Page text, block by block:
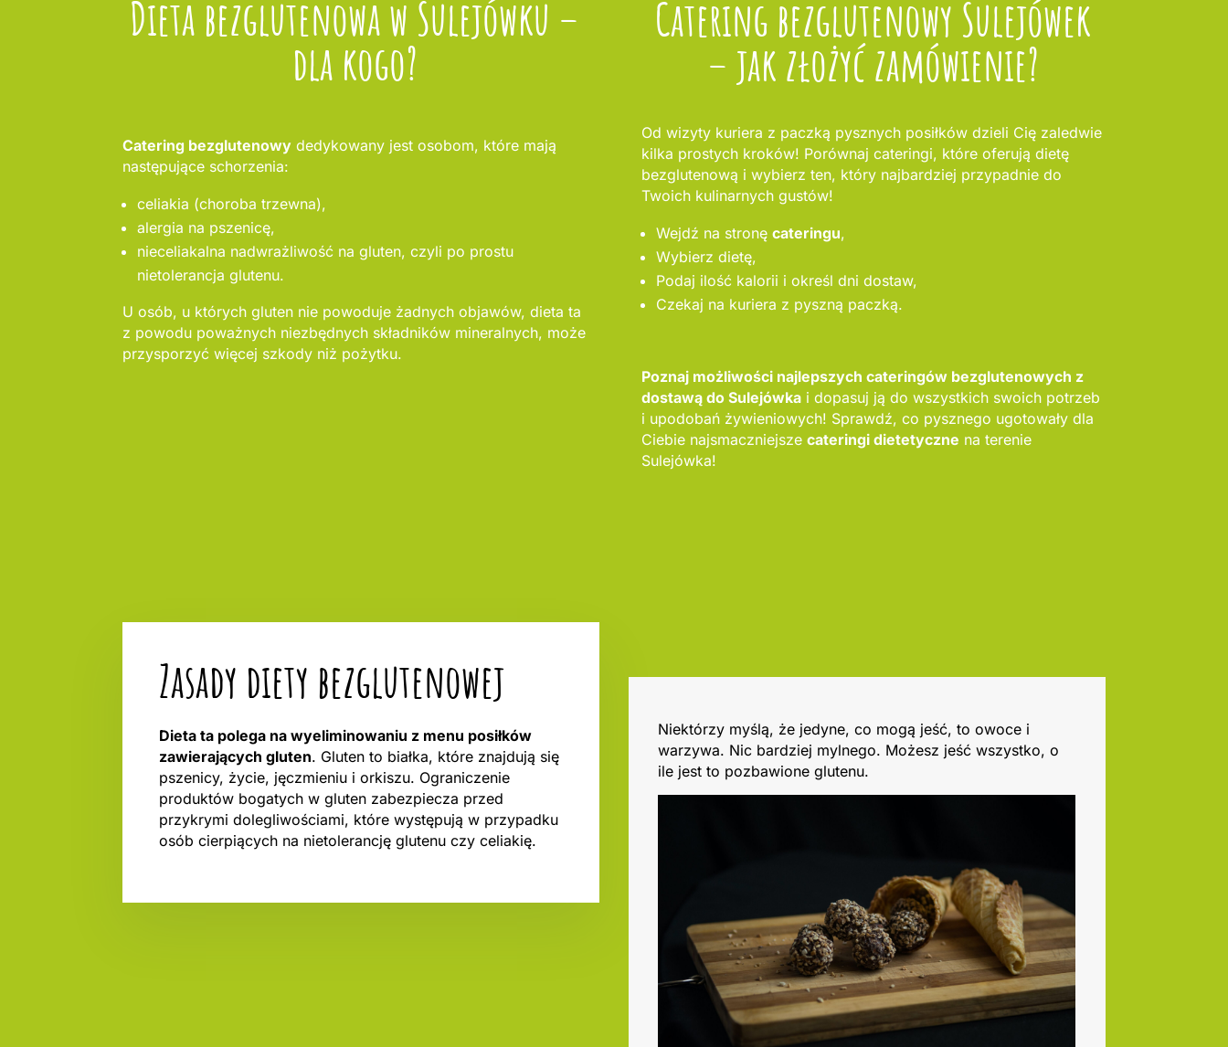
Dieta bezglutenowa w Sulejówku –
dla kogo?
Catering bezglutenowy dedykowany jest osobom, które mają
następujące schorzenia:
celiakia (choroba trzewna),
alergia na pszenicę,
nieceliakalna nadwrażliwość na gluten, czyli po prostu
nietolerancja glutenu.
U osób, u których gluten nie powoduje żadnych objawów, dieta ta
z powodu poważnych niezbędnych składników mineralnych, może
przysporzyć więcej szkody niż pożytku.
Catering bezglutenowy Sulejówek
– jak złożyć zamówienie?
Od wizyty kuriera z paczką pysznych posiłków dzieli Cię zaledwie
kilka prostych kroków! Porównaj cateringi, które oferują dietę
bezglutenową i wybierz ten, który najbardziej przypadnie do
Twoich kulinarnych gustów!
Wejdź na stronę cateringu,
Wybierz dietę,
Podaj ilość kalorii i określ dni dostaw,
Czekaj na kuriera z pyszną paczką.
Poznaj możliwości najlepszych cateringów bezglutenowych z
dostawą do Sulejówkai dopasuj ją do wszystkich swoich potrzeb
i upodobań żywieniowych! Sprawdź, co pysznego ugotowały dla
Ciebie najsmaczniejsze cateringi dietetyczne na terenie
Sulejówka!
Zasady diety bezglutenowej
Dieta ta polega na wyeliminowaniu z menu posiłków
zawierających gluten. Gluten to białka, które znajdują się
pszenicy, życie, jęczmieniu i orkiszu. Ograniczenie
produktów bogatych w gluten zabezpiecza przed
przykrymi dolegliwościami, które występują w przypadku
osób cierpiących na nietolerancję glutenu czy celiakię.
Niektórzy myślą, że jedyne, co mogą jeść, to owoce i
warzywa. Nic bardziej mylnego. Możesz jeść wszystko, o
ile jest to pozbawione glutenu.